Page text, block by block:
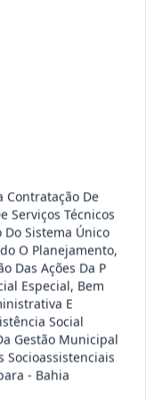
para pres...
Ver detalhes
para pres...
De
Serviços Técnicos
Do Sistema Único
O Planejamento,
Das Ações Da P
Especial, Bem
E
Social
Gestão Municipal
Socioassistenciais
- Bahia